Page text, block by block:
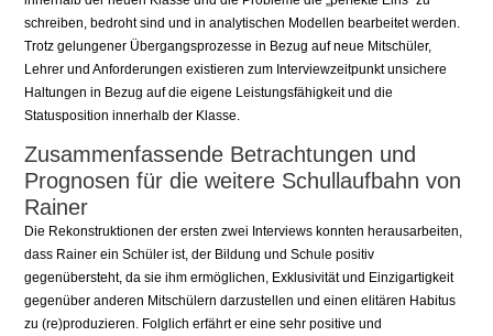
schreiben, bedroht sind und in analytischen Modellen bearbeitet werden.
Trotz gelungener Übergangsprozesse in Bezug auf neue Mitschüler,
Lehrer und Anforderungen existieren zum Interviewzeitpunkt unsichere
Haltungen in Bezug auf die eigene Leistungsfähigkeit und die
Statusposition innerhalb der Klasse.
Zusammenfassende Betrachtungen und
Prognosen für die weitere Schullaufbahn von
Rainer
Die Rekonstruktionen der ersten zwei Interviews konnten herausarbeiten,
dass Rainer ein Schüler ist, der Bildung und Schule positiv
gegenübersteht, da sie ihm ermöglichen, Exklusivität und Einzigartigkeit
gegenüber anderen Mitschülern darzustellen und einen elitären Habitus
zu (re)produzieren. Folglich erfährt er eine sehr positive und